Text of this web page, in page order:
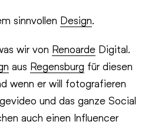
sinnvollen Design.
wir von Renoarde Digital.
aus Regensburg für diesen
wenn er will fotografieren
und das ganze Social
auch einen Influencer